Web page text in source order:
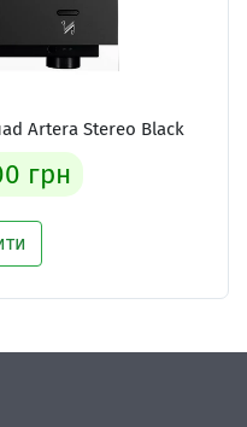
Artera Stereo Black
грн